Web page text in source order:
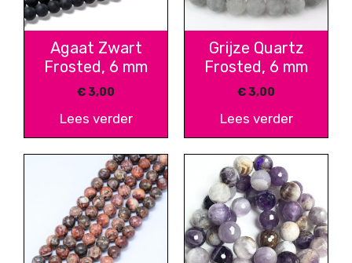
Agaat Zwart
Frosted, 6 mm
€3,00
Lees verder
Grijze Quartz
Frosted, 6 mm
€3,00
Lees verder